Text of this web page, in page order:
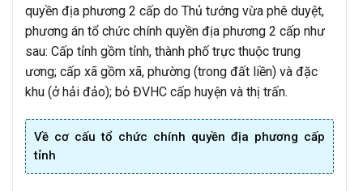
quyền địa phương 2 cấp do Thủ tướng vừa phê duyệt,
phương án tổ chức chính quyền địa phương 2 cấp như
sau: Cấp tỉnh gồm tỉnh, thành phố trực thuộc trung
ương; cấp xã gồm xã, phường (trong đất liền) và đặc
khu (ở hải đảo); bỏ ĐVHC cấp huyện và thị trấn.
Về cơ cấu tổ chức chính quyền địa phương cấp
tỉnh